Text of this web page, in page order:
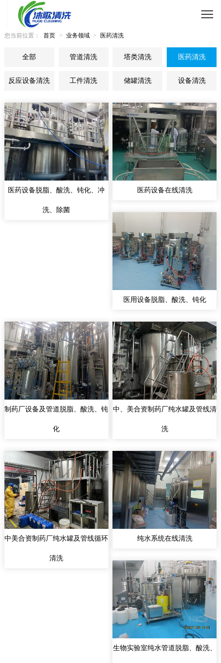
您当前位置： 首页 > 业务领域 > 医药清洗
全部 管道清洗 塔类清洗 医药清洗
反应设备清洗 工件清洗 储罐清洗 设备清洗
医药设备脱脂、酸洗、钝化、冲
洗、除菌
医药设备在线清洗
医用设备脱脂、酸洗、钝化
制药厂设备及管道脱脂、酸洗、钝
化
中、美合资制药厂纯水罐及管线清
洗
中美合资制药厂纯水罐及管线循环
清洗
纯水系统在线清洗
生物实验室纯水管道脱脂、酸洗、